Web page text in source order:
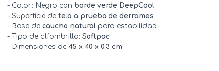
- Color: Negro con borde verde DeepCool
- Superficie de tela a prueba de derrames
- Base de caucho natural para estabilidad
- Tipo de alfombrilla: Softpad
- Dimensiones de 45 x 40 x 0.3 cm